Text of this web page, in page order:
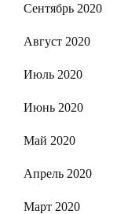
Сентябрь 2020
Август 2020
Июль 2020
Июнь 2020
Май 2020
Апрель 2020
Март 2020